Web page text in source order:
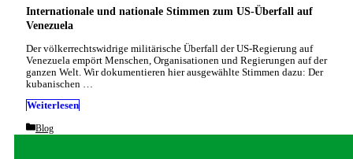
Internationale und nationale Stimmen zum US-Überfall auf
Venezuela
Der völkerrechtswidrige militärische Überfall der US-Regierung auf
Venezuela empört Menschen, Organisationen und Regierungen auf der
ganzen Welt. Wir dokumentieren hier ausgewählte Stimmen dazu: Der
kubanischen …
Weiterlesen
Categories
Blog